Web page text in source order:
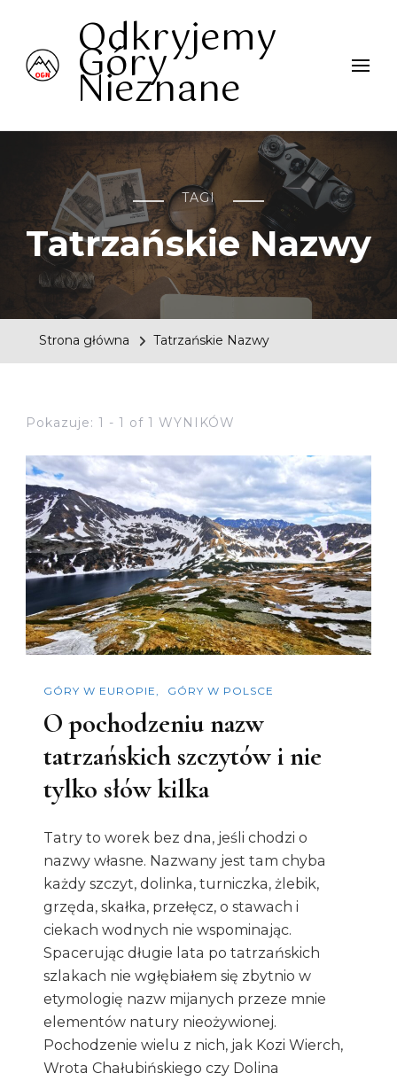
Odkryjemy
Góry
Nieznane
TAGI
Tatrzańskie Nazwy
Strona główna Tatrzańskie Nazwy
Pokazuje: 1 - 1 of 1 WYNIKÓW
GÓRY W EUROPIE GÓRY W POLSCE
O pochodzeniu nazw
tatrzańskich szczytów i nie
tylko słów kilka
Tatry to worek bez dna, jeśli chodzi o
nazwy własne. Nazwany jest tam chyba
każdy szczyt, dolinka, turniczka, żlebik,
grzęda, skałka, przełęcz, o stawach i
ciekach wodnych nie wspominając.
Spacerując długie lata po tatrzańskich
szlakach nie wgłębiałem się zbytnio w
etymologię nazw mijanych przeze mnie
elementów natury nieożywionej.
Pochodzenie wielu z nich, jak Kozi Wierch,
Wrota Chałubińskiego czy Dolina